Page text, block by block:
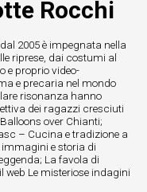
Rocchi
2005 è impegnata nella
riprese, dai costumi al
e proprio video-
e precaria nel mondo
risonanza hanno
dei ragazzi cresciuti
over Chianti;
– Cucina e tradizione a
immagini e storia di
La favola di
web Le misteriose indagini